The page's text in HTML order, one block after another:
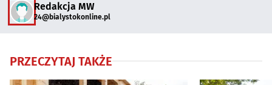
Redakcja MW
24@bialystokonline.pl
PRZECZYTAJ TAKŻE